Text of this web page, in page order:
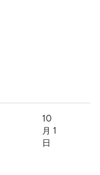
10
月 1
日